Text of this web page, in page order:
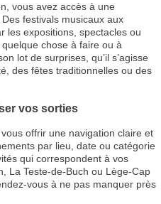
vous avez accès à une
festivals musicaux aux
les expositions, spectacles ou
chose à faire ou à
lot de surprises, qu’il s’agisse
des fêtes traditionnelles ou des
vos sorties
offrir une navigation claire et
par lieu, date ou catégorie
qui correspondent à vos
La Teste-de-Buch ou Lège-Cap
vous à ne pas manquer près